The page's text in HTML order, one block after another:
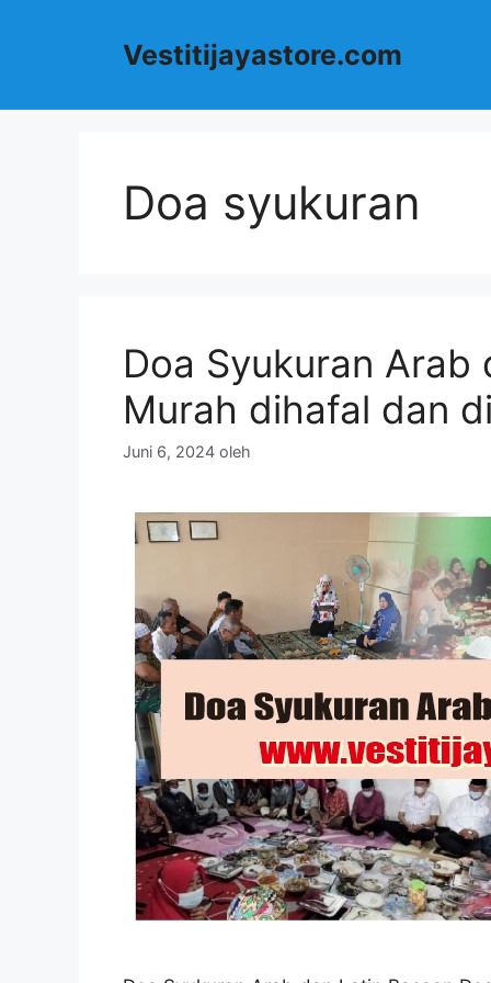
Vestitijayastore.com
Doa syukuran
Doa Syukuran
Murah dihafal dan
Juni 6, 2024 oleh